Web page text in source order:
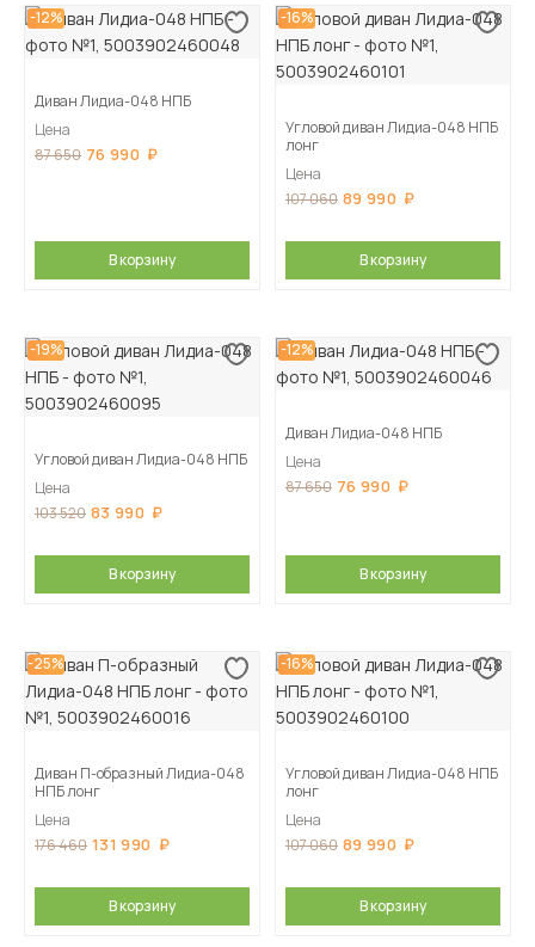
-12%
Диван Лидиа-048 НПБ
Цена
87 650 76 990
В корзину
-16%
Угловой диван Лидиа-048 НПБ
лонг
Цена
107 060 89 990
В корзину
-19%
Угловой диван Лидиа-048 НПБ
Цена
103 520 83 990
В корзину
-12%
Диван Лидиа-048 НПБ
Цена
87 650 76 990
В корзину
-25%
Диван П-образный Лидиа-048
НПБ лонг
Цена
176 460 131 990
В корзину
-16%
Угловой диван Лидиа-048 НПБ
лонг
Цена
107 060 89 990
В корзину